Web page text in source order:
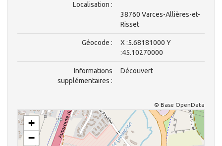
Localisation :
38760 Varces-Allières-et-
Risset
Géocode :
X :5.68181000 Y
:45.10270000
Informations
supplémentaires :
Découvert
© Base OpenData
+
−